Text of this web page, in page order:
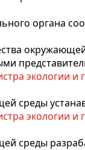
органа
экологии и
среды
экологии и
среды